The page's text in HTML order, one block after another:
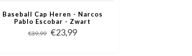
Baseball Cap Heren - Narcos
Pablo Escobar - Zwart
€39,99 €23,99